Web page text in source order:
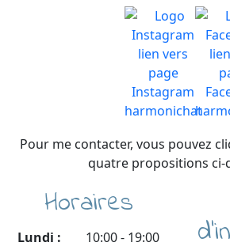
Horaires
Lundi : 10:00- 19:00
Pour me contacter, vous pouvez
quatre propositions ci-